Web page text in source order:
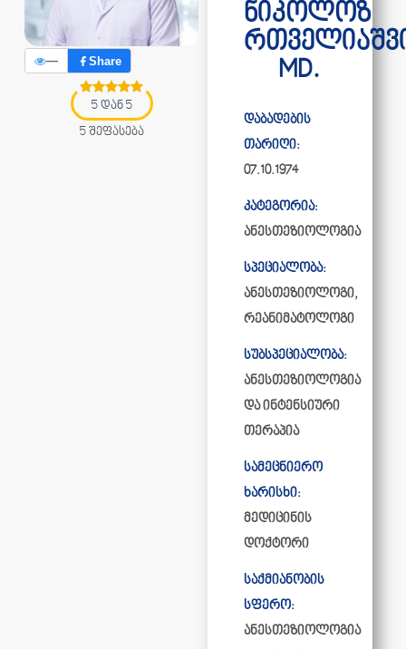
— Share
5 დან 5
5 შეფასება
ნიკოლოზ
MD.
დაბადების
თარიღი:
07.10.1974
კატეგორია:
ანესთეზიოლოგია
სპეციალობა:
ანესთეზიოლოგი,
რეანიმატოლოგი
სუბსპეციალობა:
ანესთეზიოლოგია
და ინტენსიური
თერაპია
სამეცნიერო
ხარისხი:
მედიცინის
დოქტორი
საქმიანობის
სფერო:
ანესთეზიოლოგია